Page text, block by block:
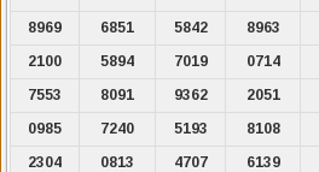
8969
6851 5842 8963
2100
5894 7019 0714
7553
8091 9362 2051
0985
7240 5193 8108
2304
0813 4707 6139